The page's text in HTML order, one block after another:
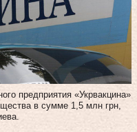
предприятия «Укрвакцина»
в сумме 1,5 млн грн,